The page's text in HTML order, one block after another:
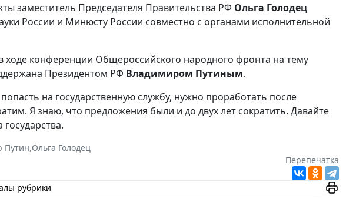
заместитель Председателя Правительства РФ Ольга Голодец
России и Минюсту России совместно с органами исполнительной
конференции Общероссийского народного фронта на тему
Президентом РФ Владимиром Путиным.
на государственную службу, нужно проработать после
Я знаю, что предложения были и до двух лет сократить. Давайте
государства.
Путин,Ольга Голодец
Перепечатка
рубрики